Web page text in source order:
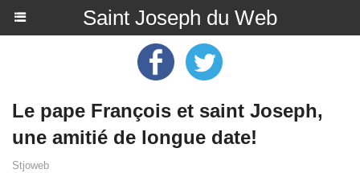
Saint Joseph du Web
Le pape François et saint Joseph,
une amitié de longue date!
Stjoweb